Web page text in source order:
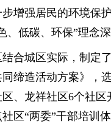
步增强居民的环境保
、低碳、环保”理念深
合城区实际，制定
缔造活动方案》，
区、龙祥社区6个社
区“两委”干部培训